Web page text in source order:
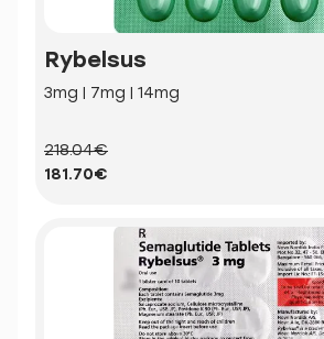
Rybelsus
3mg | 7mg | 14mg
218.04€
181.70€